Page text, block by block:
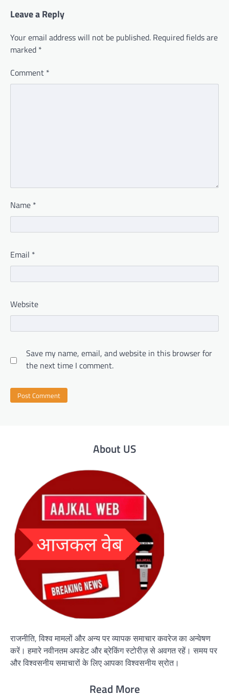
Leave a Reply
Your email address will not be published. Required fields are
marked *
Comment *
Name *
Email *
Website
Save my name, email, and website in this browser for
the next time I comment.
About US
राजनीति, विश्व मामलों और अन्य पर व्यापक समाचार कवरेज का अन्वेषण
करें। हमारे नवीनतम अपडेट और ब्रेकिंग स्टोरीज़ से अवगत रहें। समय पर
और विश्वसनीय समाचारों के लिए आपका विश्वसनीय स्रोत।
Read More